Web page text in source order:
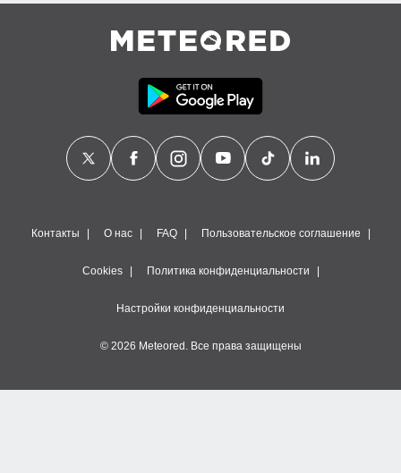
Контакты О нас FAQ Пользовательское соглашение
Cookies Политика конфиденциальности
Настройки конфиденциальности
© 2026 Meteored. Все права защищены